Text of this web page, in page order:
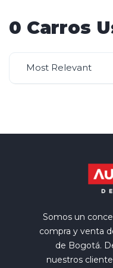
0 Carros
Most Relevant
Somos un
compra y venta
de Bogotá.
nuestros